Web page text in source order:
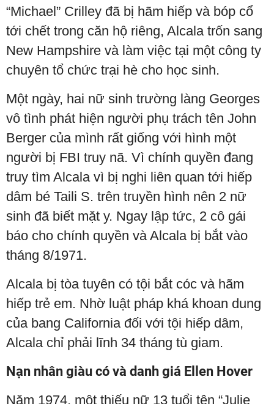
“Michael” Crilley đã bị hãm hiếp và bóp cổ
tới chết trong căn hộ riêng, Alcala trốn sang
New Hampshire và làm việc tại một công ty
chuyên tổ chức trại hè cho học sinh.
Một ngày, hai nữ sinh trường làng Georges
vô tình phát hiện người phụ trách tên John
Berger của mình rất giống với hình một
người bị FBI truy nã. Vì chính quyền đang
truy tìm Alcala vì bị nghi liên quan tới hiếp
dâm bé Taili S. trên truyền hình nên 2 nữ
sinh đã biết mặt y. Ngay lập tức, 2 cô gái
báo cho chính quyền và Alcala bị bắt vào
tháng 8/1971.
Alcala bị tòa tuyên có tội bắt cóc và hãm
hiếp trẻ em. Nhờ luật pháp khá khoan dung
của bang California đối với tội hiếp dâm,
Alcala chỉ phải lĩnh 34 tháng tù giam.
Nạn nhân giàu có và danh giá Ellen Hover
Năm 1974, một thiếu nữ 13 tuổi tên “Julie